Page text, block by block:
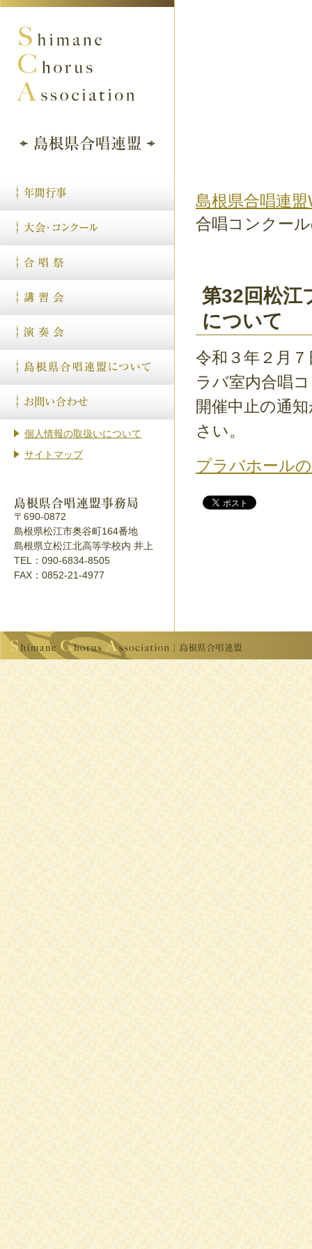
個人情報の取扱いについて
サイトマップ
〒690-0872
島根県松江市奥谷町164番地
島根県立松江北高等学校内 井上
TEL：090-6834-8505
FAX：0852-21-4977
島根県合唱連
合唱コンクー
第32回松江
について
令和３年２月
ラバ室内合唱
開催中止の通
さい。
プラバホール